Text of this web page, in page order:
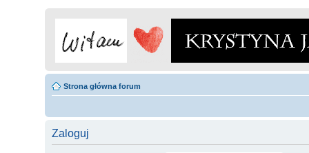
Strona główna forum
Zaloguj